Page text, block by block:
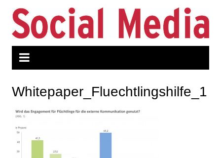
Inhalt
springen
Whitepaper_Fluechtlingshilfe_1